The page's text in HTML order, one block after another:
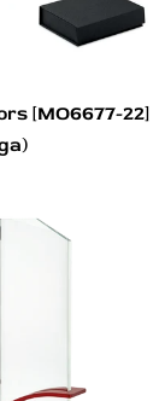
GROZAM
[MO6677-22]